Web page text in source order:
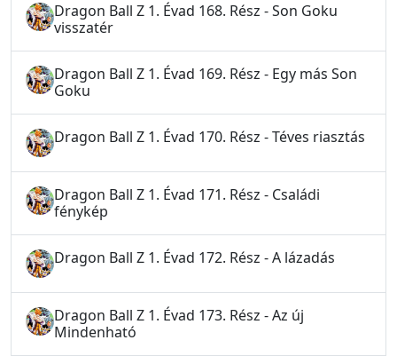
Dragon Ball Z 1. Évad 168. Rész - Son Goku
visszatér
Dragon Ball Z 1. Évad 169. Rész - Egy más Son
Goku
Dragon Ball Z 1. Évad 170. Rész - Téves riasztás
Dragon Ball Z 1. Évad 171. Rész - Családi
fénykép
Dragon Ball Z 1. Évad 172. Rész - A lázadás
Dragon Ball Z 1. Évad 173. Rész - Az új
Mindenható